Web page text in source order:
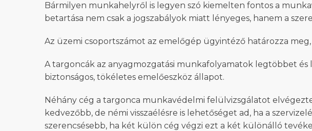
Bármilyen munkahelyről is legyen szó kiemelten fontos a
betartása nem csak a jogszabályok miatt lényeges, hanem a
Az üzemi csoportszámot az emelőgép ügyintéző határozza
A targoncák az anyagmozgatási munkafolyamatok legtöbbet
biztonságos, tökéletes emelőeszköz állapot.
Néhány cég a targonca munkavédelmi felülvizsgálatot
kedvezőbb, de némi visszaélésre is lehetőséget ad, ha a
szerencsésebb, ha két külön cég végzi ezt a két különálló